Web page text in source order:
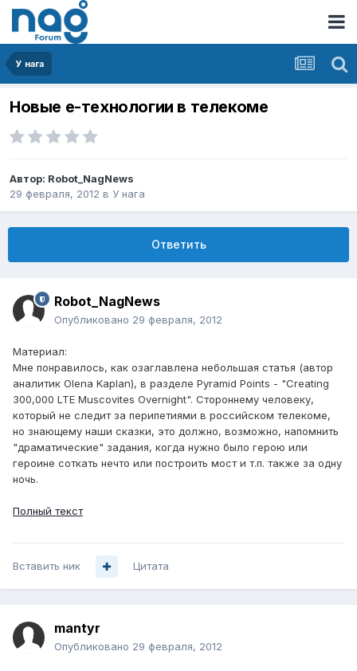
У нага
Новые e-технологии в телекоме
Автор: Robot_NagNews
29 февраля, 2012 в У нага
Ответить
Robot_NagNews
Опубликовано 29 февраля, 2012
Материал:
Мне понравилось, как озаглавлена небольшая статья (автор
аналитик Olena Kaplan), в разделе Pyramid Points - "Creating
300,000 LTE Muscovites Overnight". Стороннему человеку,
который не следит за перипетиями в российском телекоме,
но знающему наши сказки, это должно, возможно, напомнить
"драматические" задания, когда нужно было герою или
героине соткать нечто или построить мост и т.п. также за одну
ночь.
Полный текст
Вставить ник Цитата
mantyr
Опубликовано 29 февраля, 2012